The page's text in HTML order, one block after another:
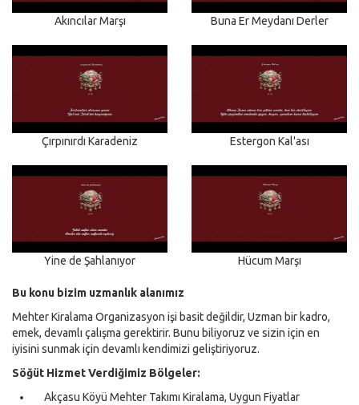
Akıncılar Marşı Buna Er Meydanı Derler
Çırpınırdı Karadeniz Estergon Kal'ası
Yine de Şahlanıyor Hücum Marşı
Bu konu bizim uzmanlık alanımız
Mehter Kiralama Organizasyon işi basit değildir, Uzman bir kadro,
emek, devamlı çalışma gerektirir. Bunu biliyoruz ve sizin için en
iyisini sunmak için devamlı kendimizi geliştiriyoruz.
Söğüt Hizmet Verdiğimiz Bölgeler:
Akçasu Köyü Mehter Takımı Kiralama, Uygun Fiyatlar